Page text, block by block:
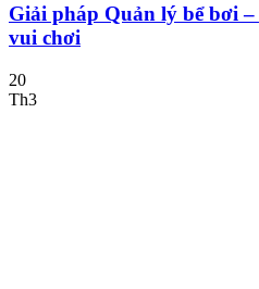
Giải pháp Quản lý bể bơi
vui chơi
20
Th3